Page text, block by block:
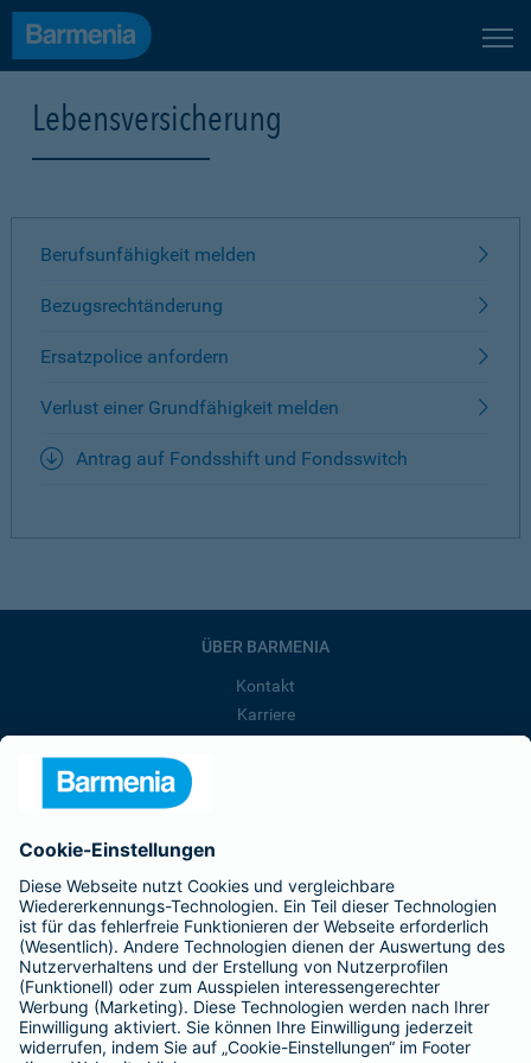
Lebensversicherung
Berufsunfähigkeit melden
Bezugsrechtänderung
Ersatzpolice anfordern
Verlust einer Grundfähigkeit melden
Antrag auf Fondsshift und Fondsswitch
ÜBER BARMENIA
Kontakt
Karriere
Barmenia ist Teil der BarmeniaGothaer
BELIEBTE SEITEN
Kranken-Zusatzversicherung
Tierversicherungen
Haftpflichtversicherung
Hausratversicherung